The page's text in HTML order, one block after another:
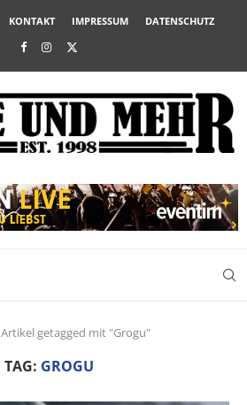
KONTAKT IMPRESSUM DATENSCHUTZ
Artikel getagged mit "Grogu"
TAG: GROGU